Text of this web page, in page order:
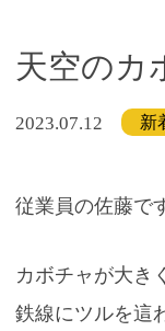
天空のカ
2023.07.12 新
従業員の佐藤で
カボチャが大き
鉄線にツルを這